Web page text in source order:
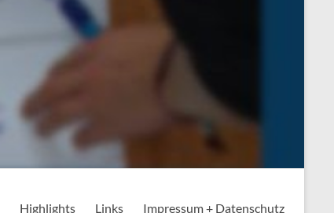
Highlights Links Impressum + Datenschutz